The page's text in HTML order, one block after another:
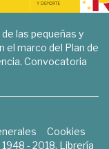
las pequeñas y
el marco del Plan de
Convocatoria
Cookies
- 2018. Librería